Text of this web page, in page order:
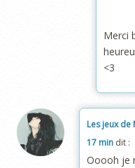
Merci
<3
Les jeux de
17 min dit :
Ooooh je